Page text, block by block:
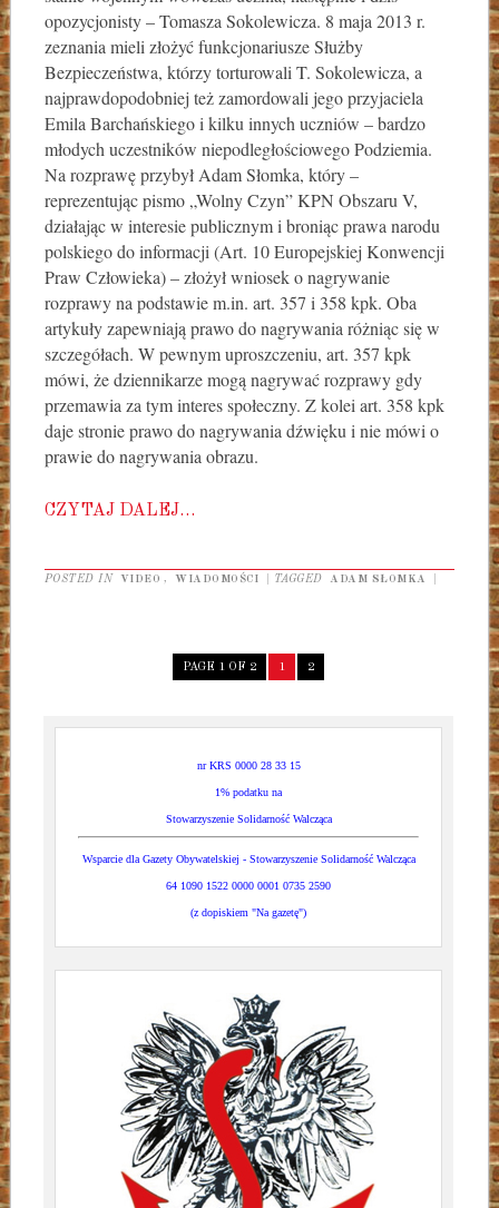
opozycjonisty – Tomasza Sokolewicza. 8 maja 2013 r.
zeznania mieli złożyć funkcjonariusze Służby
Bezpieczeństwa, którzy torturowali T. Sokolewicza, a
najprawdopodobniej też zamordowali jego przyjaciela
Emila Barchańskiego i kilku innych uczniów – bardzo
młodych uczestników niepodległościowego Podziemia.
Na rozprawę przybył Adam Słomka, który –
reprezentując pismo „Wolny Czyn” KPN Obszaru V,
działając w interesie publicznym i broniąc prawa narodu
polskiego do informacji (Art. 10 Europejskiej Konwencji
Praw Człowieka) – złożył wniosek o nagrywanie
rozprawy na podstawie m.in. art. 357 i 358 kpk. Oba
artykuły zapewniają prawo do nagrywania różniąc się w
szczegółach. W pewnym uproszczeniu, art. 357 kpk
mówi, że dziennikarze mogą nagrywać rozprawy gdy
przemawia za tym interes społeczny. Z kolei art. 358 kpk
daje stronie prawo do nagrywania dźwięku i nie mówi o
prawie do nagrywania obrazu.
CZYTAJ DALEJ…
POSTED IN VIDEO , WIADOMOŚCI TAGGED ADAM SŁOMKA
PAGE 1 OF 2 1 2
nr KRS 0000 28 33 15
1% podatku na
Stowarzyszenie Solidarność Walcząca
Wsparcie dla Gazety Obywatelskiej - Stowarzyszenie Solidarność Walcząca
64 1090 1522 0000 0001 0735 2590
(z dopiskiem "Na gazetę")